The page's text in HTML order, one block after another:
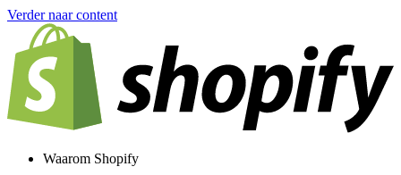
Verder naar content
Waarom Shopify